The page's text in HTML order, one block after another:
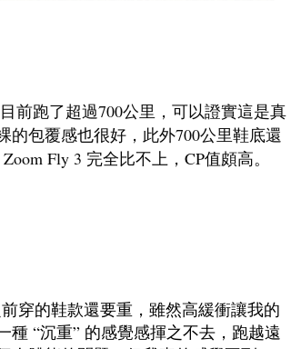
前跑了超過700公里，可以證實這是真
包覆感也很好，此外700公里鞋底還
Fly 3 完全比不上，CP值頗高。
穿的鞋款還要重，雖然高緩衝讓我的
“沉重” 的感覺感揮之不去，跑越遠